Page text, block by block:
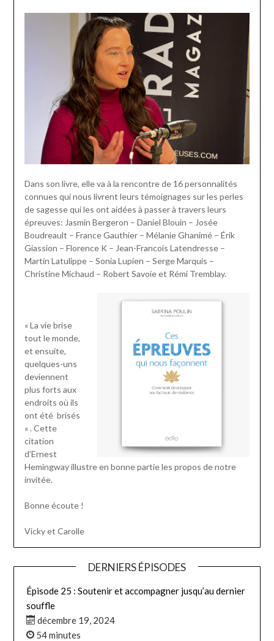
Dans son livre, elle va à la rencontre de 16 personnalités
connues qui nous livrent leurs témoignages sur les perles
de sagesse qui les ont aidées à passer à travers leurs
épreuves: Jasmin Bergeron – Daniel Blouin – Josée
Boudreault – France Gauthier – Mélanie Ghanimé – Érik
Giassion – Florence K – Jean-Francois Latendresse –
Martin Latulippe – Sonia Lupien – Serge Marquis –
Christine Michaud – Robert Savoie et Rémi Tremblay.
« La vie brise
tout le monde,
et ensuite,
quelques-uns
deviennent
plus forts aux
endroits où ils
ont été brisés
« . Cette
citation
d’Ernest
Hemingway illustre en bonne partie les propos de notre
invitée.
Bonne écoute !
Vicky et Carolle
DERNIERS ÉPISODES
Épisode 25 : Soutenir et accompagner jusqu’au dernier
souffle
décembre 19, 2024
54 minutes